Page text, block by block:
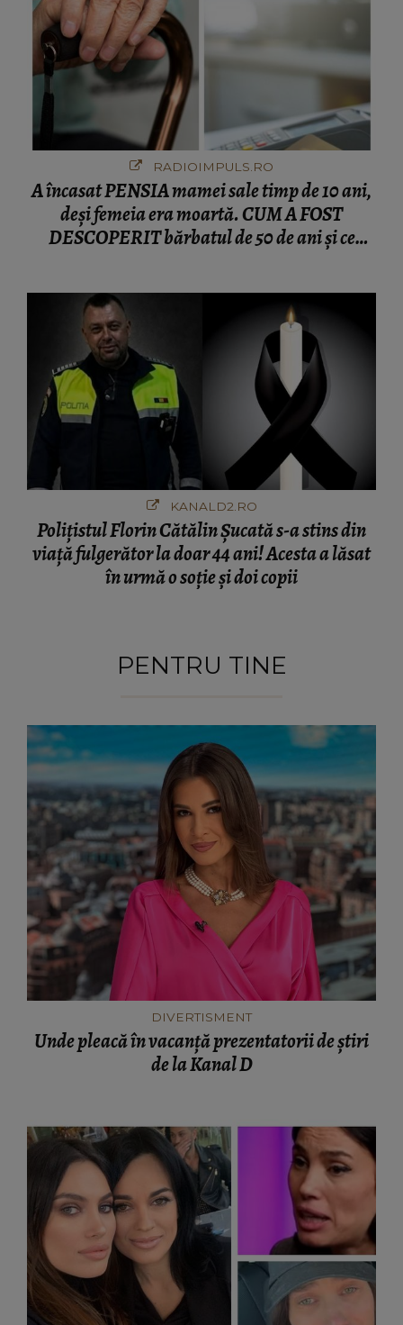
RADIOIMPULS.RO
A încasat PENSIA mamei sale timp de 10 ani,
deși femeia era moartă. CUM A FOST
DESCOPERIT bărbatul de 50 de ani și ce
KANALD2.RO
Polițistul Florin Cătălin Șucată s-a stins din
viață fulgerător la doar 44 ani! Acesta a lăsat
în urmă o soție și doi copii
PENTRU TINE
DIVERTISMENT
Unde pleacă în vacanță prezentatorii de știri
de la Kanal D